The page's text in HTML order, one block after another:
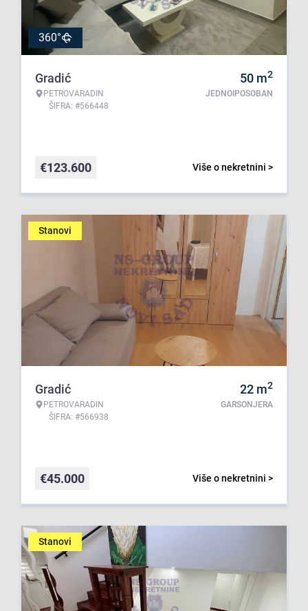
360°
Gradić
PETROVARADIN
ŠIFRA: #566448
50 m2
JEDNOIPOSOBAN
Više o nekretnini >
€123.600
Stanovi
Gradić
PETROVARADIN
ŠIFRA: #566938
22 m2
GARSONJERA
Više o nekretnini >
€45.000
Stanovi